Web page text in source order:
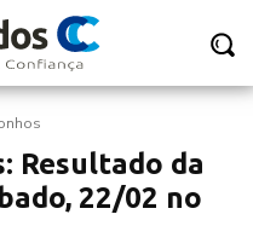
Resultado da
22/02 no